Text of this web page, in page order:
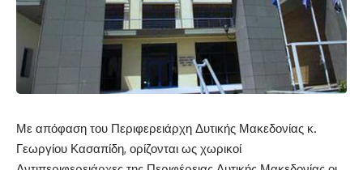
Με απόφαση του Περιφερειάρχη Δυτικής Μακεδονίας κ.
Γεωργίου Κασαπίδη, ορίζονται ως χωρικοί